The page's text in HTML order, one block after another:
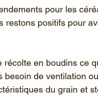
pour les
restons positifs pour
en boudins ce
de ventilation